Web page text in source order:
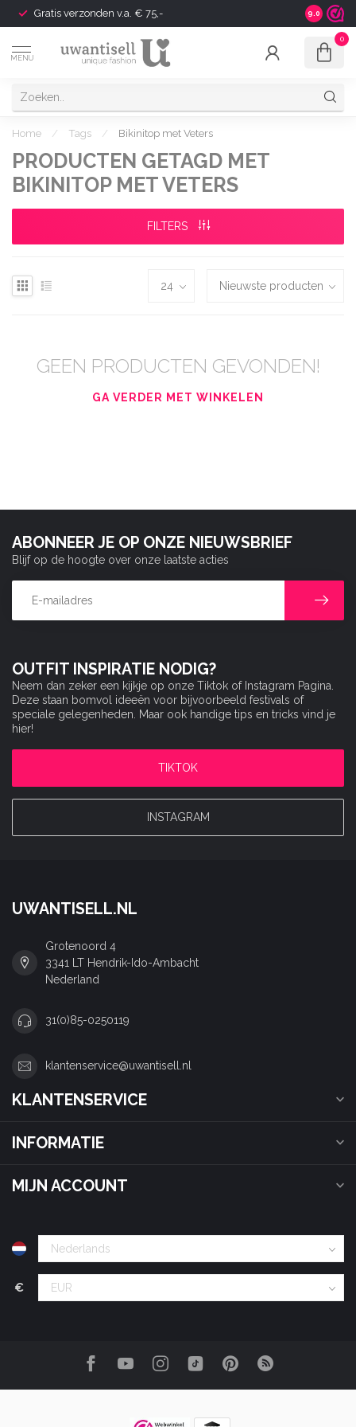
Gratis verzonden v.a. € 75,- Shipping
9.0
MENU
0
Home / Tags / Bikinitop met Veters
PRODUCTEN GETAGD MET
BIKINITOP MET VETERS
FILTERS
GEEN PRODUCTEN GEVONDEN!
GA VERDER MET WINKELEN
OUTFIT INSPIRATIE NODIG?
Neem dan zeker een kijkje op onze Tiktok of Instagram Pagina.
Deze staan bomvol ideeën voor bijvoorbeeld festivals of
speciale gelegenheden. Maar ook handige tips en tricks vind je
hier!
TIKTOK
INSTAGRAM
ABONNEER JE OP ONZE NIEUWSBRIEF
Blijf op de hoogte over onze laatste acties
UWANTISELL.NL
Grotenoord 4
3341 LT Hendrik-Ido-Ambacht
Nederland
31(0)85-0250119
klantenservice@uwantisell.nl
KLANTENSERVICE
INFORMATIE
MIJN ACCOUNT
€